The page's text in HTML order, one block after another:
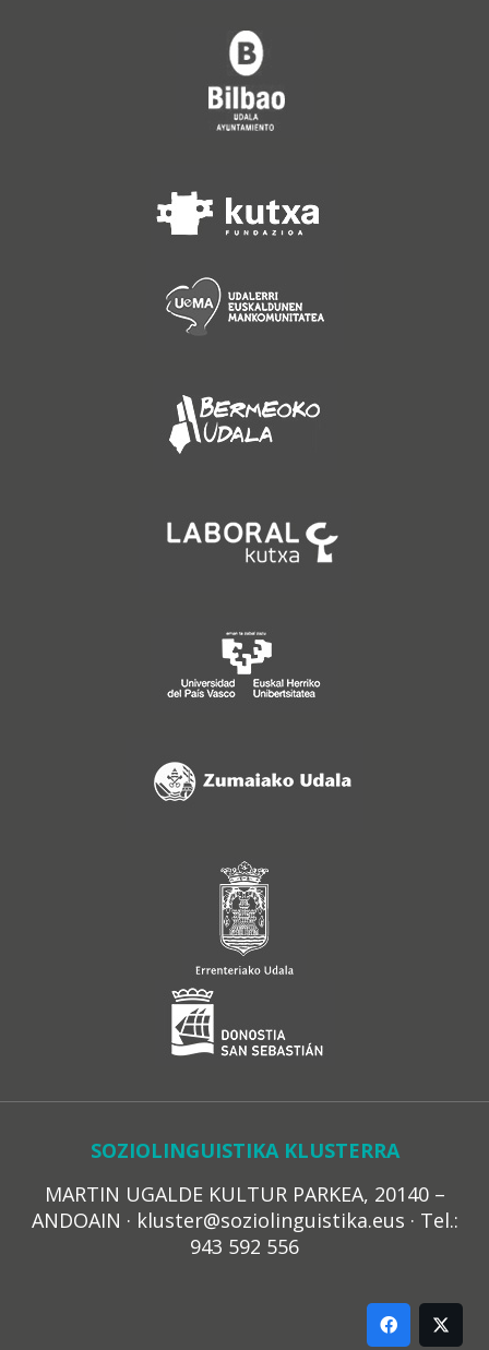
SOZIOLINGUISTIKA KLUSTERRA
MARTIN UGALDE KULTUR PARKEA, 20140 –
ANDOAIN · kluster@soziolinguistika.eus · Tel.:
943 592 556